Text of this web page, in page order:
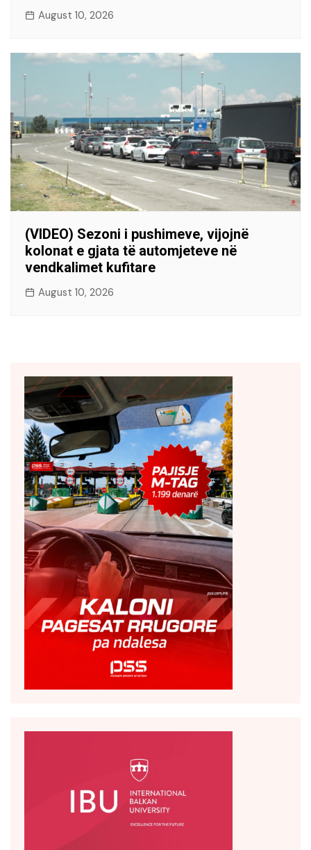
August 10, 2026
(VIDEO) Sezoni i pushimeve, vijojnë
kolonat e gjata të automjeteve në
vendkalimet kufitare
August 10, 2026